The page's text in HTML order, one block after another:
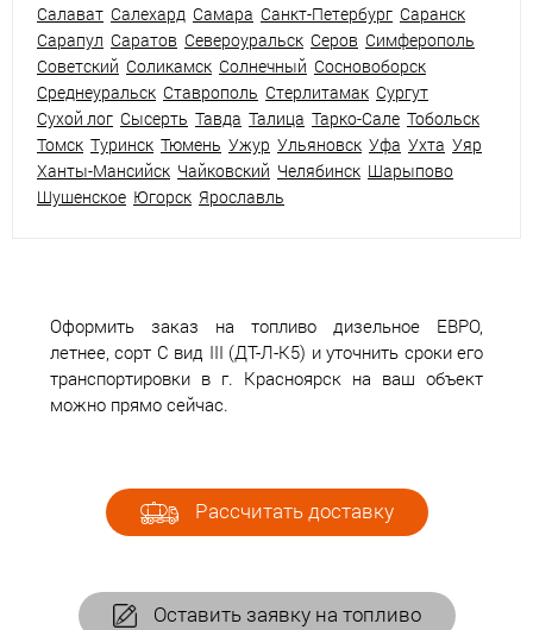
Салават Салехард Самара Санкт-Петербург Саранск
Сарапул Саратов Североуральск Серов Симферополь
Советский Соликамск Солнечный Сосновоборск
Среднеуральск Ставрополь Стерлитамак Сургут
Сухой лог Сысерть Тавда Талица Тарко-Сале Тобольск
Томск Туринск Тюмень Ужур Ульяновск Уфа Ухта Уяр
Ханты-Мансийск Чайковский Челябинск Шарыпово
Шушенское Югорск Ярославль
Оформить заказ на топливо дизельное ЕВРО,
летнее, сорт С вид III (ДТ-Л-К5) и уточнить сроки его
транспортировки в г. Красноярск на ваш объект
можно прямо сейчас.
Рассчитать доставку
Оставить заявку на топливо